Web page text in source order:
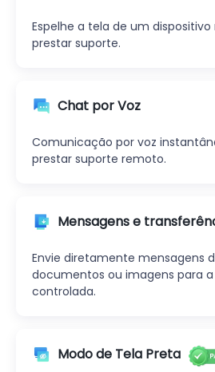
Espelhe a tela de um
prestar suporte.
Chat por Voz
Comunicação por voz
prestar suporte remoto.
Mensagens e
Envie diretamente mensagens
documentos ou imagens para
controlada.
Modo de Tela Preta